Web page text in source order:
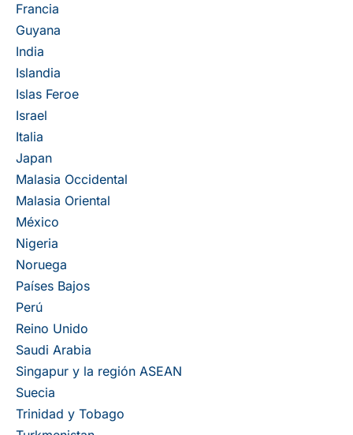
Francia
Guyana
India
Islandia
Islas Feroe
Israel
Italia
Japan
Malasia Occidental
Malasia Oriental
México
Nigeria
Noruega
Países Bajos
Perú
Reino Unido
Saudi Arabia
Singapur y la región ASEAN
Suecia
Trinidad y Tobago